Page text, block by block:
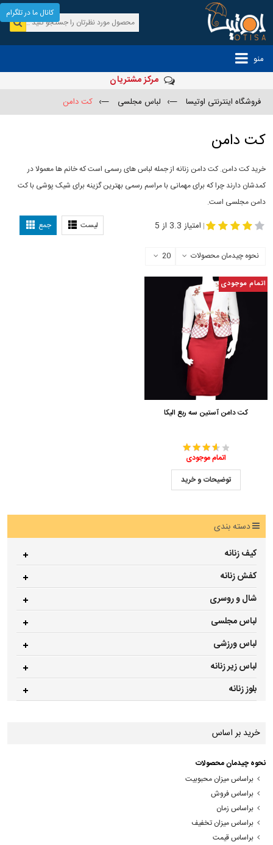
منو
مرکز مشتریان
فروشگاه اینترنتی اوتیسا —› لباس مجلسی —› کت دامن
کت دامن
خرید کت دامن. کت دامن زنانه از جمله لباس های رسمی است که خانم ها معمولا در
کمدشان دارند چرا که برای مهمانی با مراسم رسمی بهترین گزینه برای شیک پوشی با کت
دامن مجلسی است.
لیست جمع | امتیاز 3.3 از 5
نحوه چیدمان محصولات 20
اتمام موجودی
کت دامن آستین سه ربع الیکا
اتمام موجودی
توضیحات و خرید
دسته بندی
کیف زنانه
کفش زنانه
شال و روسری
لباس مجلسی
لباس ورزشی
لباس زیر زنانه
بلوز زنانه
خرید بر اساس
نحوه چیدمان محصولات
براساس میزان محبوبیت
براساس فروش
براساس زمان
براساس میزان تخفیف
براساس قیمت
کانال ما در تلگرام